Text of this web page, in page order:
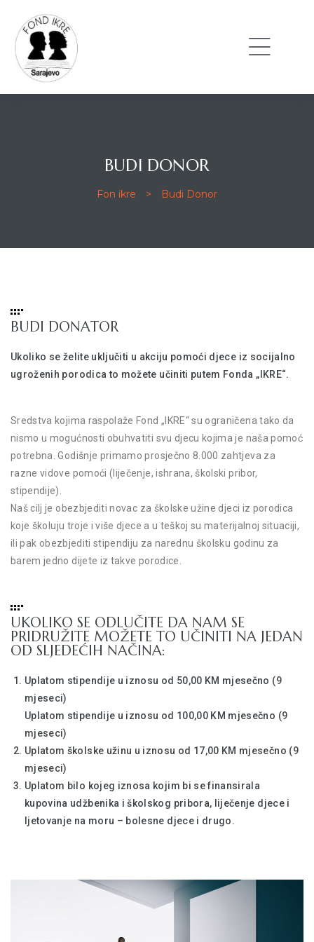
BUDI DONOR
Fon ikre > Budi Donor
BUDI DONATOR
Ukoliko se želite uključiti u akciju pomoći djece iz socijalno
ugroženih porodica to možete učiniti putem Fonda „IKRE“.
Sredstva kojima raspolaže Fond „IKRE“ su ograničena tako da
nismo u mogućnosti obuhvatiti svu djecu kojima je naša pomoć
potrebna. Godišnje primamo prosječno 8.000 zahtjeva za
razne vidove pomoći (liječenje, ishrana, školski pribor,
stipendije).
Naš cilj je obezbjediti novac za školske užine djeci iz porodica
koje školuju troje i više djece a u teškoj su materijalnoj situaciji,
ili pak obezbjediti stipendiju za narednu školsku godinu za
barem jedno dijete iz takve porodice.
UKOLIKO SE ODLUČITE DA NAM SE
PRIDRUŽITE MOŽETE TO UČINITI NA JEDAN
OD SLJEDEĆIH NAČINA:
Uplatom stipendije u iznosu od 50,00 KM mjesečno (9
mjeseci)
Uplatom stipendije u iznosu od 100,00 KM mjesečno (9
mjeseci)
Uplatom školske užinu u iznosu od 17,00 KM mjesečno (9
mjeseci)
Uplatom bilo kojeg iznosa kojim bi se finansirala
kupovina udžbenika i školskog pribora, liječenje djece i
ljetovanje na moru – bolesne djece i drugo.